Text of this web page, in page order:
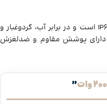
فقط T200 Geekvape دارای گواهی IP68 است و در برابر آب، گردوغبار و
دارای پوشش مقاوم و ضدلغزش
”